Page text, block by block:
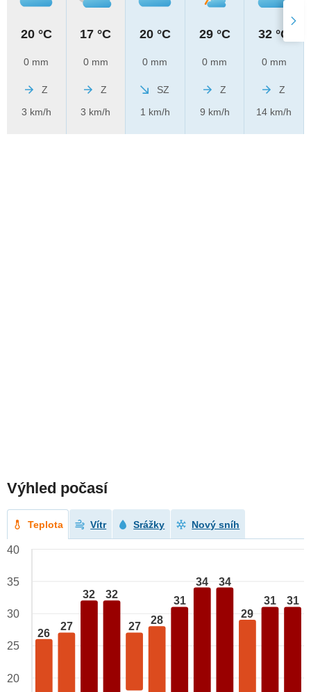
20 °C
0 mm
Z
3 km/h
17 °C
0 mm
Z
3 km/h
20 °C
0 mm
SZ
1 km/h
29 °C
0 mm
Z
9 km/h
32 °C
0 mm
Z
14 km/h
Výhled počasí
Teplota Vítr Srážky Nový sníh
26
27
32 32
27
28
31
34 34
29
31 31
40
35
30
25
20